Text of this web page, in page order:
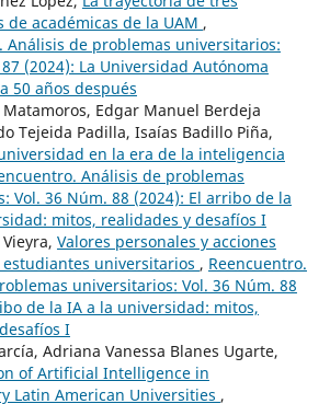
de académicas de la UAM ,
Análisis de problemas universitarios:
(2024): La Universidad Autónoma
50 años después
Edgar Manuel Berdeja
Tejeida Padilla, Isaías Badillo Piña,
en la era de la inteligencia
Análisis de problemas
Vol. 36 Núm. 88 (2024): El arribo de la
mitos, realidades y desafíos I
Valores personales y acciones
universitarios , Reencuentro.
universitarios: Vol. 36 Núm. 88
de la IA a la universidad: mitos,
I
Adriana Vanessa Blanes Ugarte,
of Artificial Intelligence in
Latin American Universities ,